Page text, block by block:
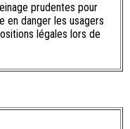
prudentes pour
en danger les usagers
légales lors de